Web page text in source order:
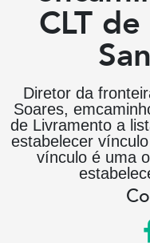
CLT
Diretor da
Soares,
de Livramento a
estabelecer
vínculo é uma